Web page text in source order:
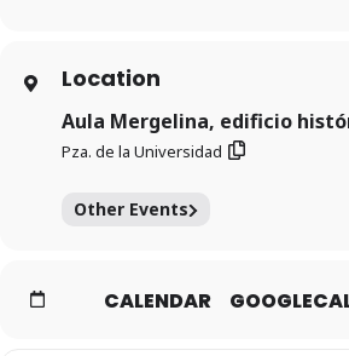
Location
Aula Mergelina, edificio
Pza. de la Universidad
Other Events
CALENDAR